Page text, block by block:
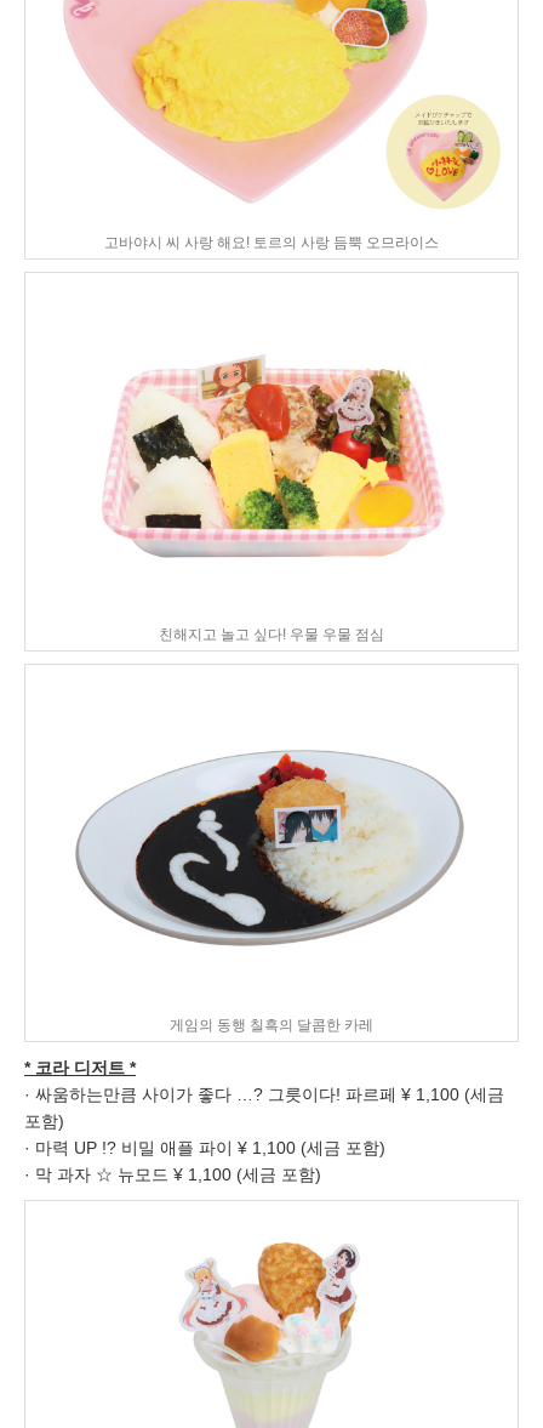
고바야시 씨 사랑 해요! 토르의 사랑 듬뿍 오므라이스
친해지고 놀고 싶다! 우물 우물 점심
게임의 동행 칠흑의 달콤한 카레
* 코라 디저트 *
· 싸움하는만큼 사이가 좋다 …? 그릇이다! 파르페 ¥ 1,100 (세금
포함)
· 마력 UP !? 비밀 애플 파이 ¥ 1,100 (세금 포함)
· 막 과자 ☆ 뉴모드 ¥ 1,100 (세금 포함)